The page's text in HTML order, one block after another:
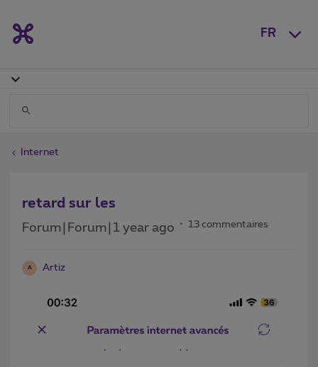
FR
Internet
retard sur les
Forum|Forum|1 year ago 13 commentaires
A Artiz